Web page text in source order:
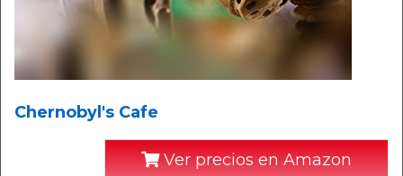
Chernobyl's Cafe
Ver precios en Amazon